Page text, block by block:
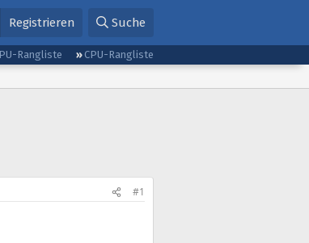
Registrieren Suche
Rangliste
CPU-Rangliste
#1